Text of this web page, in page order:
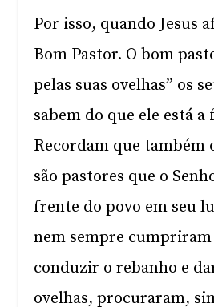
Por isso, quando Jesus
Bom Pastor. O bom
pelas suas ovelhas” os
sabem do que ele está a
Recordam que também
são pastores que o
frente do povo em seu
nem sempre cumpriram
conduzir o rebanho e
ovelhas, procuraram,